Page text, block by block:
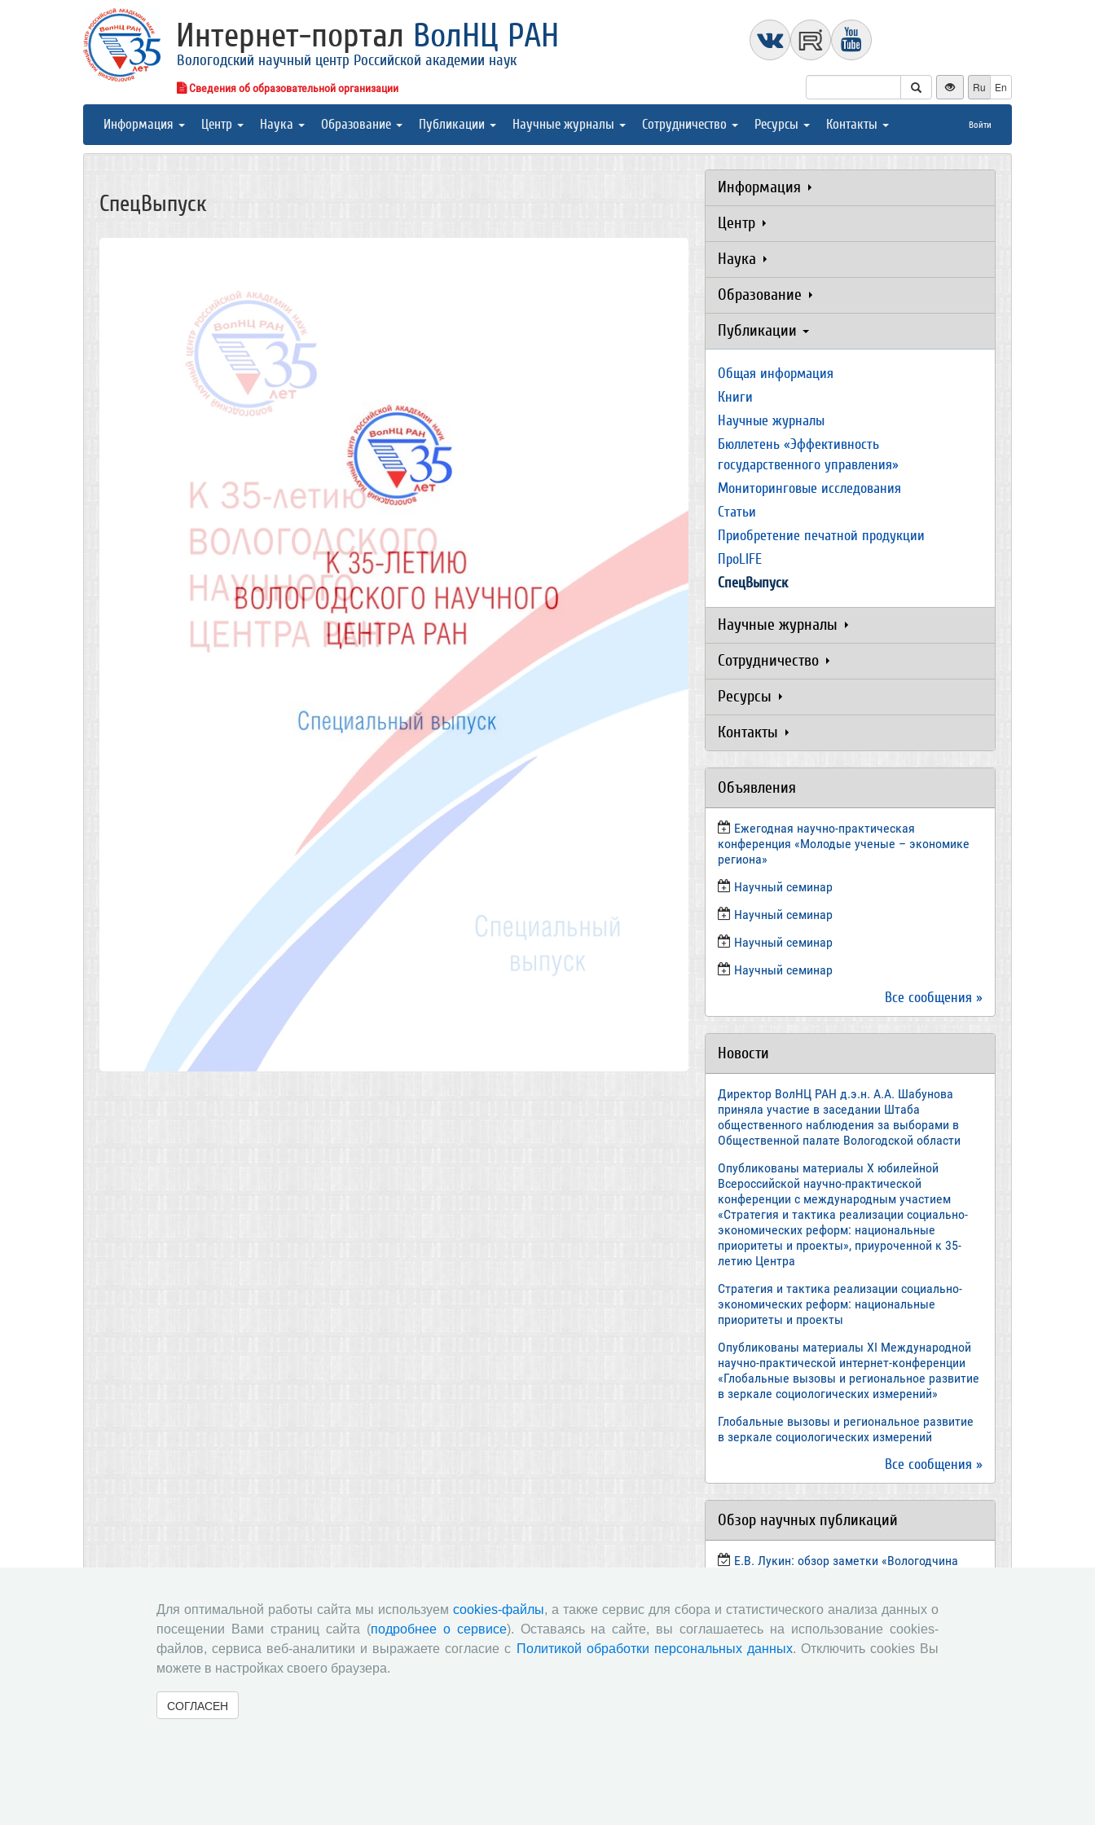
Интернет-портал ВолНЦ РАН
Вологодский научный центр Российской академии наук
Сведения об образовательной организации Ru En
Информация Центр Наука Образование Публикации Научные журналы Сотрудничество Ресурсы Контакты Войти
СпецВыпуск
Информация
Центр
Наука
Образование
Публикации
Общая информация
Книги
Научные журналы
Бюллетень «Эффективность
государственного управления»
Мониторинговые исследования
Статьи
Приобретение печатной продукции
ПроLIFE
СпецВыпуск
Научные журналы
Сотрудничество
Ресурсы
Контакты
Объявления
Ежегодная научно-практическая
конференция «Молодые ученые – экономике
региона»
​Научный семинар
​Научный семинар
Научный семинар
​Научный семинар
Все сообщения »
Новости
Директор ВолНЦ РАН д.э.н. А.А. Шабунова
приняла участие в заседании Штаба
общественного наблюдения за выборами в
Общественной палате Вологодской области
Опубликованы материалы X юбилейной
Всероссийской научно-практической
конференции с международным участием
«Стратегия и тактика реализации социально-
экономических реформ: национальные
приоритеты и проекты», приуроченной к 35-
летию Центра
Стратегия и тактика реализации социально-
экономических реформ: национальные
приоритеты и проекты
Опубликованы материалы XI Международной
научно-практической интернет-конференции
«Глобальные вызовы и региональное развитие
в зеркале социологических измерений»
Глобальные вызовы и региональное развитие
в зеркале социологических измерений
Все сообщения »
Обзор научных публикаций
Е.В. Лукин: обзор заметки «Вологодчина
11 июля, 2018 г.
Экспертное мнение А.И. Поваровой: обзор
статьи «Регионам хватит денег», газета
Для оптимальной работы сайта мы используем cookies-файлы, а также сервис для сбора и статистического анализа данных о
посещении Вами страниц сайта (подробнее о сервисе). Оставаясь на сайте, вы соглашаетесь на использование cookies-
файлов, сервиса веб-аналитики и выражаете согласие с Политикой обработки персональных данных. Отключить cookies Вы
можете в настройках своего браузера.
СОГЛАСЕН